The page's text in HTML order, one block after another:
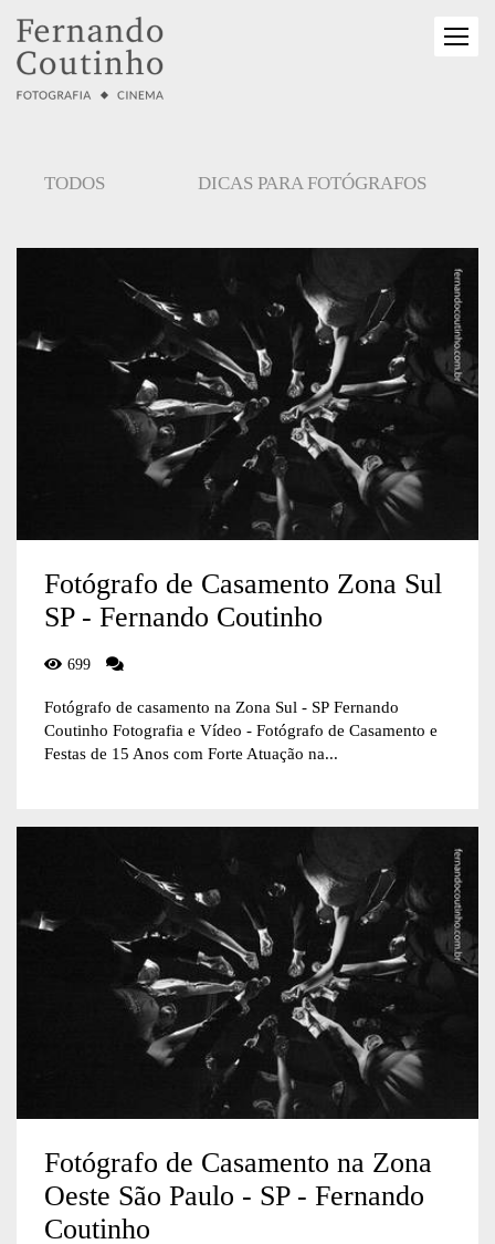
TODOS DICAS PARA FOTÓGRAFOS
Fotógrafo de Casamento Zona Sul
SP - Fernando Coutinho
699
Fotógrafo de casamento na Zona Sul - SP Fernando
Coutinho Fotografia e Vídeo - Fotógrafo de Casamento e
Festas de 15 Anos com Forte Atuação na...
Fotógrafo de Casamento na Zona
Oeste São Paulo - SP - Fernando
Coutinho